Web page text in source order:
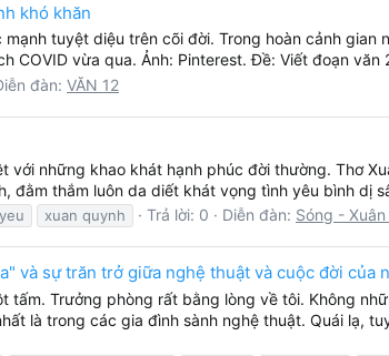
khó khăn
tuyệt diệu trên cõi đời. Trong hoàn cảnh gian
COVID vừa qua. Ảnh: Pinterest. Đề: Viết đoạn
đàn: VĂN 12
những khao khát hạnh phúc đời thường. Thơ
thắm luôn da diết khát vọng tình yêu bình dị
xuan quynh Trả lời: 0 Diễn đàn: Sóng -
và sự trăn trở giữa nghệ thuật và cuộc đời của
Trưởng phòng rất bằng lòng về tôi. Không
là trong các gia đình sành nghệ thuật. Quái lạ,